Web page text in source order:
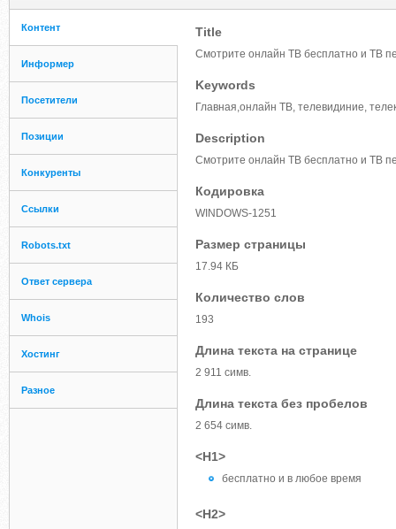
Контент
Информер
Посетители
Позиции
Конкуренты
Ссылки
Robots.txt
Ответ сервера
Whois
Хостинг
Разное
Title
Смотрите онлайн ТВ бесплатно и ТВ
Keywords
Главная,онлайн ТВ, телевидиние,
Description
Смотрите онлайн ТВ бесплатно и ТВ
Кодировка
WINDOWS-1251
Размер страницы
17.94 КБ
Количество слов
193
Длина текста на странице
2 911 симв.
Длина текста без пробелов
2 654 симв.
<H1>
бесплатно и в любое время
<H2>